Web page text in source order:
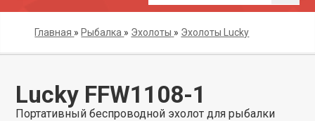
Главная » Рыбалка » Эхолоты » Эхолоты Lucky
Lucky FFW1108-1
Портативный беспроводной эхолот для рыбалки